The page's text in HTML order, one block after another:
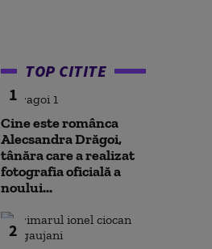
TOP CITITE
1
Cine este românca
Alecsandra Drăgoi,
tânăra care a realizat
fotografia oficială a
noului...
2